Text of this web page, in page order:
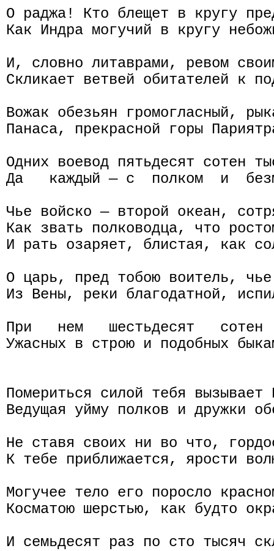
О раджа! Кто блещет в кругу
Как Индра могучий в кругу
И, словно литаврами, ревом
Скликает ветвей обитателей к
Вожак обезьян громогласный,
Панаса, прекрасной горы
Одних воевод пятьдесят сотен
Да   каждый — с  полком  и
Чье войско — второй океан,
Как звать полководца, что
И paть озаряет, блистая, как
О царь, пред тобою воитель,
Из Вены, реки благодатной,
При   нем   шестьдесят   сотен
Ужасных в строю и подобных
Помериться силой тебя вызывает
Ведущая уйму полков и дружки
Не ставя своих ни во что,
К тебе приближается, ярости
Могучее тело его поросло
Косматою шерстью, как будто
И семьдесят раз по сто тысяч